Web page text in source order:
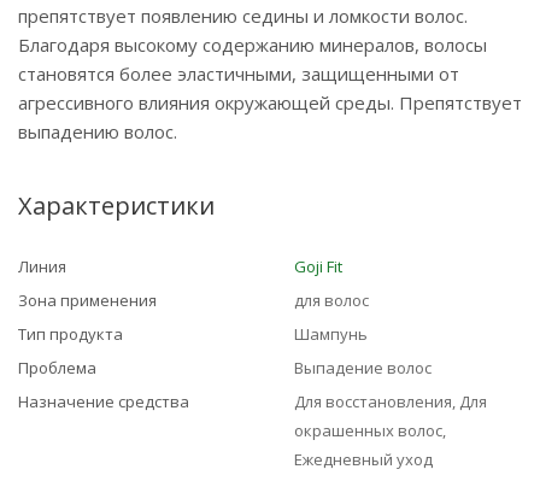
препятствует появлению седины и ломкости волос.
Благодаря высокому содержанию минералов, волосы
становятся более эластичными, защищенными от
агрессивного влияния окружающей среды. Препятствует
выпадению волос.
Характеристики
Линия
Goji Fit
Зона применения
для волос
Тип продукта
Шампунь
Проблема
Выпадение волос
Назначение средства
Для восстановления, Для
окрашенных волос,
Ежедневный уход